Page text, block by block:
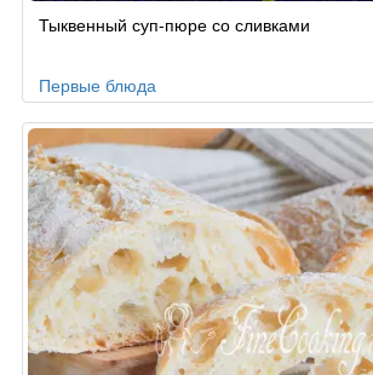
Тыквенный суп-пюре со сливками
Первые блюда